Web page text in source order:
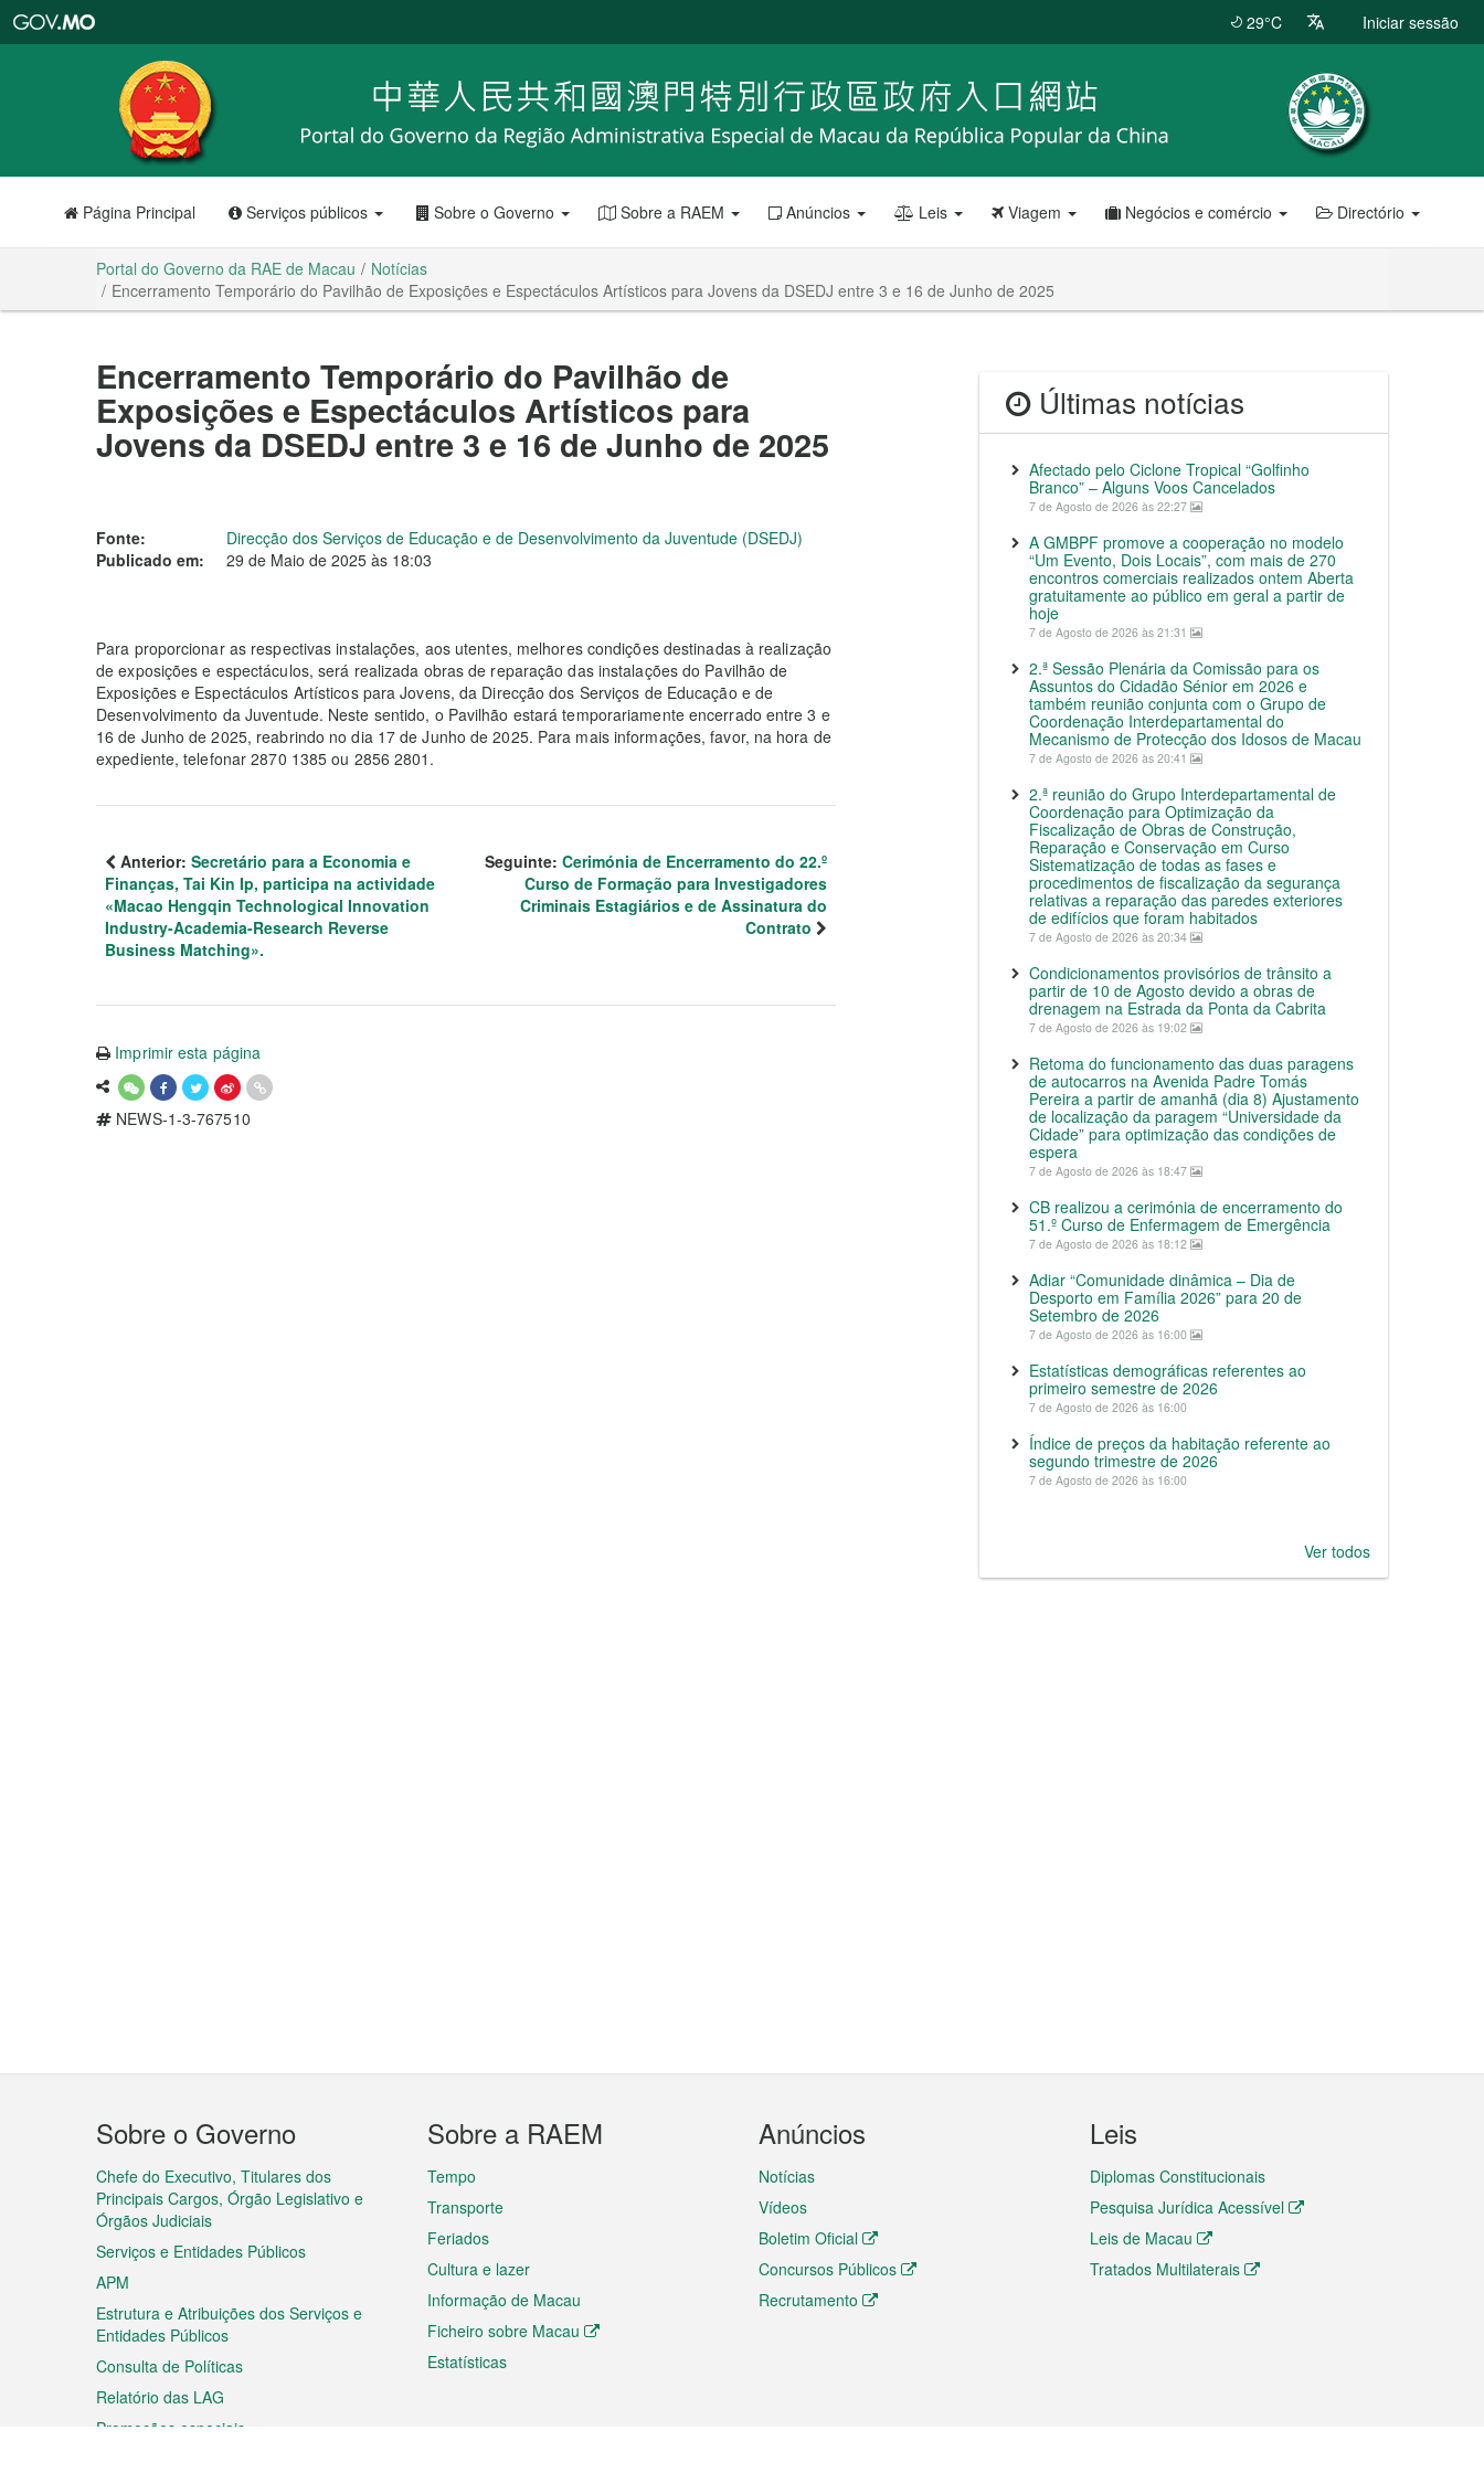
RAE
de
Macau
29°C Iniciar sessão
Página Principal Serviços públicos Sobre o Governo Sobre a RAEM Anúncios Leis Viagem Negócios e comércio Directório
Portal do Governo da RAE de Macau
Notícias
Encerramento Temporário do Pavilhão de Exposições e Espectáculos Artísticos para Jovens da DSEDJ entre 3 e 16 de Junho de 2025
Encerramento Temporário do Pavilhão de
Exposições e Espectáculos Artísticos para
Jovens da DSEDJ entre 3 e 16 de Junho de 2025
Fonte:
Direcção dos Serviços de Educação e de Desenvolvimento da Juventude (DSEDJ)
Publicado em:
29 de Maio de 2025 às 18:03
Para proporcionar as respectivas instalações, aos utentes, melhores condições destinadas à realização
de exposições e espectáculos, será realizada obras de reparação das instalações do Pavilhão de
Exposições e Espectáculos Artísticos para Jovens, da Direcção dos Serviços de Educação e de
Desenvolvimento da Juventude. Neste sentido, o Pavilhão estará temporariamente encerrado entre 3 e
16 de Junho de 2025, reabrindo no dia 17 de Junho de 2025. Para mais informações, favor, na hora de
expediente, telefonar 2870 1385 ou 2856 2801.
Anterior: Secretário para a Economia e
Finanças, Tai Kin Ip, participa na actividade
«Macao Hengqin Technological Innovation
Industry-Academia-Research Reverse
Business Matching».
Seguinte: Cerimónia de Encerramento do 22.º
Curso de Formação para Investigadores
Criminais Estagiários e de Assinatura do
Contrato
Imprimir esta página
NEWS-1-3-767510
Últimas notícias
Afectado pelo Ciclone Tropical “Golfinho
Branco” – Alguns Voos Cancelados
7 de Agosto de 2026 às 22:27
A GMBPF promove a cooperação no modelo
“Um Evento, Dois Locais”, com mais de 270
encontros comerciais realizados ontem Aberta
gratuitamente ao público em geral a partir de
hoje
7 de Agosto de 2026 às 21:31
2.ª Sessão Plenária da Comissão para os
Assuntos do Cidadão Sénior em 2026 e
também reunião conjunta com o Grupo de
Coordenação Interdepartamental do
Mecanismo de Protecção dos Idosos de Macau
7 de Agosto de 2026 às 20:41
2.ª reunião do Grupo Interdepartamental de
Coordenação para Optimização da
Fiscalização de Obras de Construção,
Reparação e Conservação em Curso
Sistematização de todas as fases e
procedimentos de fiscalização da segurança
relativas a reparação das paredes exteriores
de edifícios que foram habitados
7 de Agosto de 2026 às 20:34
Condicionamentos provisórios de trânsito a
partir de 10 de Agosto devido a obras de
drenagem na Estrada da Ponta da Cabrita
7 de Agosto de 2026 às 19:02
Retoma do funcionamento das duas paragens
de autocarros na Avenida Padre Tomás
Pereira a partir de amanhã (dia 8) Ajustamento
de localização da paragem “Universidade da
Cidade” para optimização das condições de
espera
7 de Agosto de 2026 às 18:47
CB realizou a cerimónia de encerramento do
51.º Curso de Enfermagem de Emergência
7 de Agosto de 2026 às 18:12
Adiar “Comunidade dinâmica – Dia de
Desporto em Família 2026” para 20 de
Setembro de 2026
7 de Agosto de 2026 às 16:00
Estatísticas demográficas referentes ao
primeiro semestre de 2026
7 de Agosto de 2026 às 16:00
Índice de preços da habitação referente ao
segundo trimestre de 2026
7 de Agosto de 2026 às 16:00
Ver todos
Menu
do
rodapé
Sobre o Governo
Chefe do Executivo, Titulares dos
Principais Cargos, Órgão Legislativo e
Órgãos Judiciais
Serviços e Entidades Públicos
APM
Estrutura e Atribuições dos Serviços e
Entidades Públicos
Consulta de Políticas
Relatório das LAG
Promoções especiais
Sobre a RAEM
Tempo
Transporte
Feriados
Cultura e lazer
Informação de Macau
Ficheiro sobre Macau
Estatísticas
Anúncios
Notícias
Vídeos
Boletim Oficial
Concursos Públicos
Recrutamento
Leis
Diplomas Constitucionais
Pesquisa Jurídica Acessível
Leis de Macau
Tratados Multilaterais